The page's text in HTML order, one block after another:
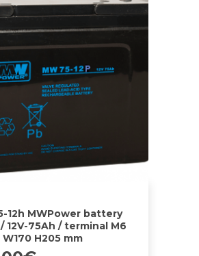
12h MWPower battery
12V-75Ah / terminal M6
H205 mm